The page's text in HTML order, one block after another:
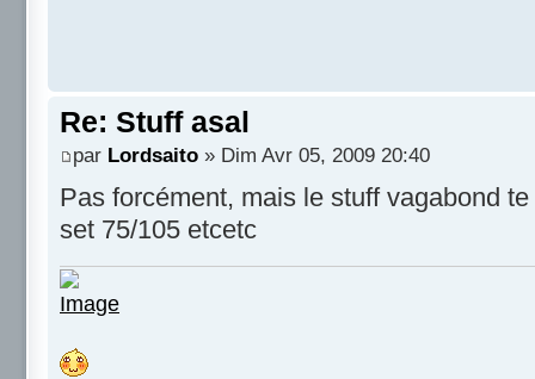
Re: Stuff asal
par Lordsaito » Dim Avr 05, 2009 20:40
Pas forcément, mais le stuff vagabond
set 75/105 etcetc